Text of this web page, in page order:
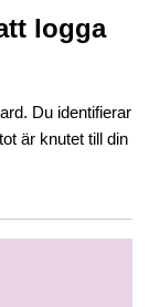
logga
Du identifierar
är knutet till din